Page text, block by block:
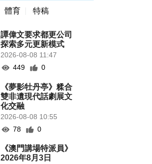
體育 特稿
譚偉文要求都更公司
探索多元更新模式
2026-08-08 11:47
449
0
《夢影牡丹亭》糅合
雙非遺現代話劇展文
化交融
2026-08-08 10:55
78
0
《澳門講場特派員》
2026年8月3日